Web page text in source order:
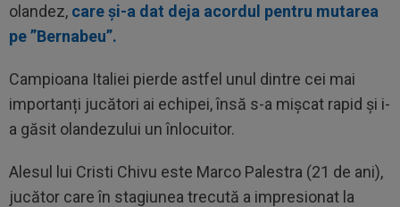
olandez, care și-a dat deja acordul pentru mutarea
pe ”Bernabeu”.
Campioana Italiei pierde astfel unul dintre cei mai
importanți jucători ai echipei, însă s-a mișcat rapid și i-
a găsit olandezului un înlocuitor.
Alesul lui Cristi Chivu este Marco Palestra (21 de ani),
jucător care în stagiunea trecută a impresionat la